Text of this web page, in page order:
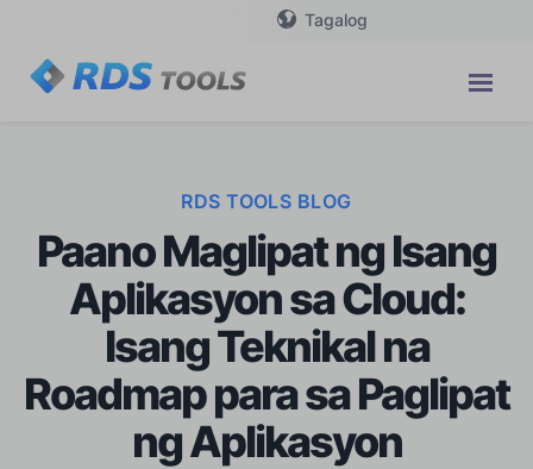
Tagalog
RDS TOOLS BLOG
Paano Maglipat ng Isang
Aplikasyon sa Cloud:
Isang Teknikal na
Roadmap para sa Paglipat
ng Aplikasyon